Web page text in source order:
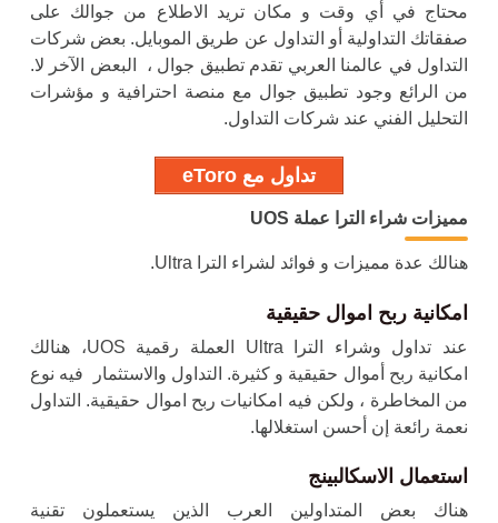
محتاج في أي وقت و مكان تريد الاطلاع من جوالك على
صفقاتك التداولية أو التداول عن طريق الموبايل. بعض شركات
التداول في عالمنا العربي تقدم تطبيق جوال ، البعض الآخر لا.
من الرائع وجود تطبيق جوال مع منصة احترافية و مؤشرات
التحليل الفني عند شركات التداول.
تداول مع eToro
مميزات شراء الترا عملة UOS
هنالك عدة مميزات و فوائد لشراء الترا Ultra.
امكانية ربح اموال حقيقية
عند تداول وشراء الترا
Ultra العملة رقمية UOS، هنالك
امكانية ربح أموال حقيقية و كثيرة. التداول والاستثمار فيه نوع
من المخاطرة ، ولكن فيه امكانيات ربح اموال حقيقية. التداول
نعمة رائعة إن أحسن استغلالها.
استعمال الاسكالبينج
هناك بعض المتداولين العرب الذين يستعملون تقنية